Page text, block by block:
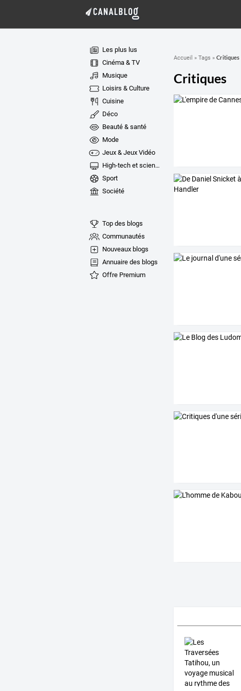
Les plus lus
Cinéma & TV
Musique
Loisirs & Culture
Cuisine
Déco
Beauté & santé
Mode
Jeux & Jeux Vidéo
High-tech et sciences
Sport
Société
Top des blogs
Communautés
Nouveaux blogs
Annuaire des blogs
Offre Premium
Accueil » Tags » Critiques
Critiques